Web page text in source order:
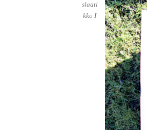
slaati
kko I